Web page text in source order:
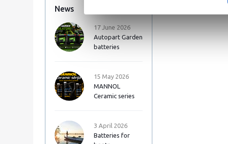
News
17 June 2026
Autopart Garden
batteries
15 May 2026
MANNOL
Ceramic series
3 April 2026
Batteries for